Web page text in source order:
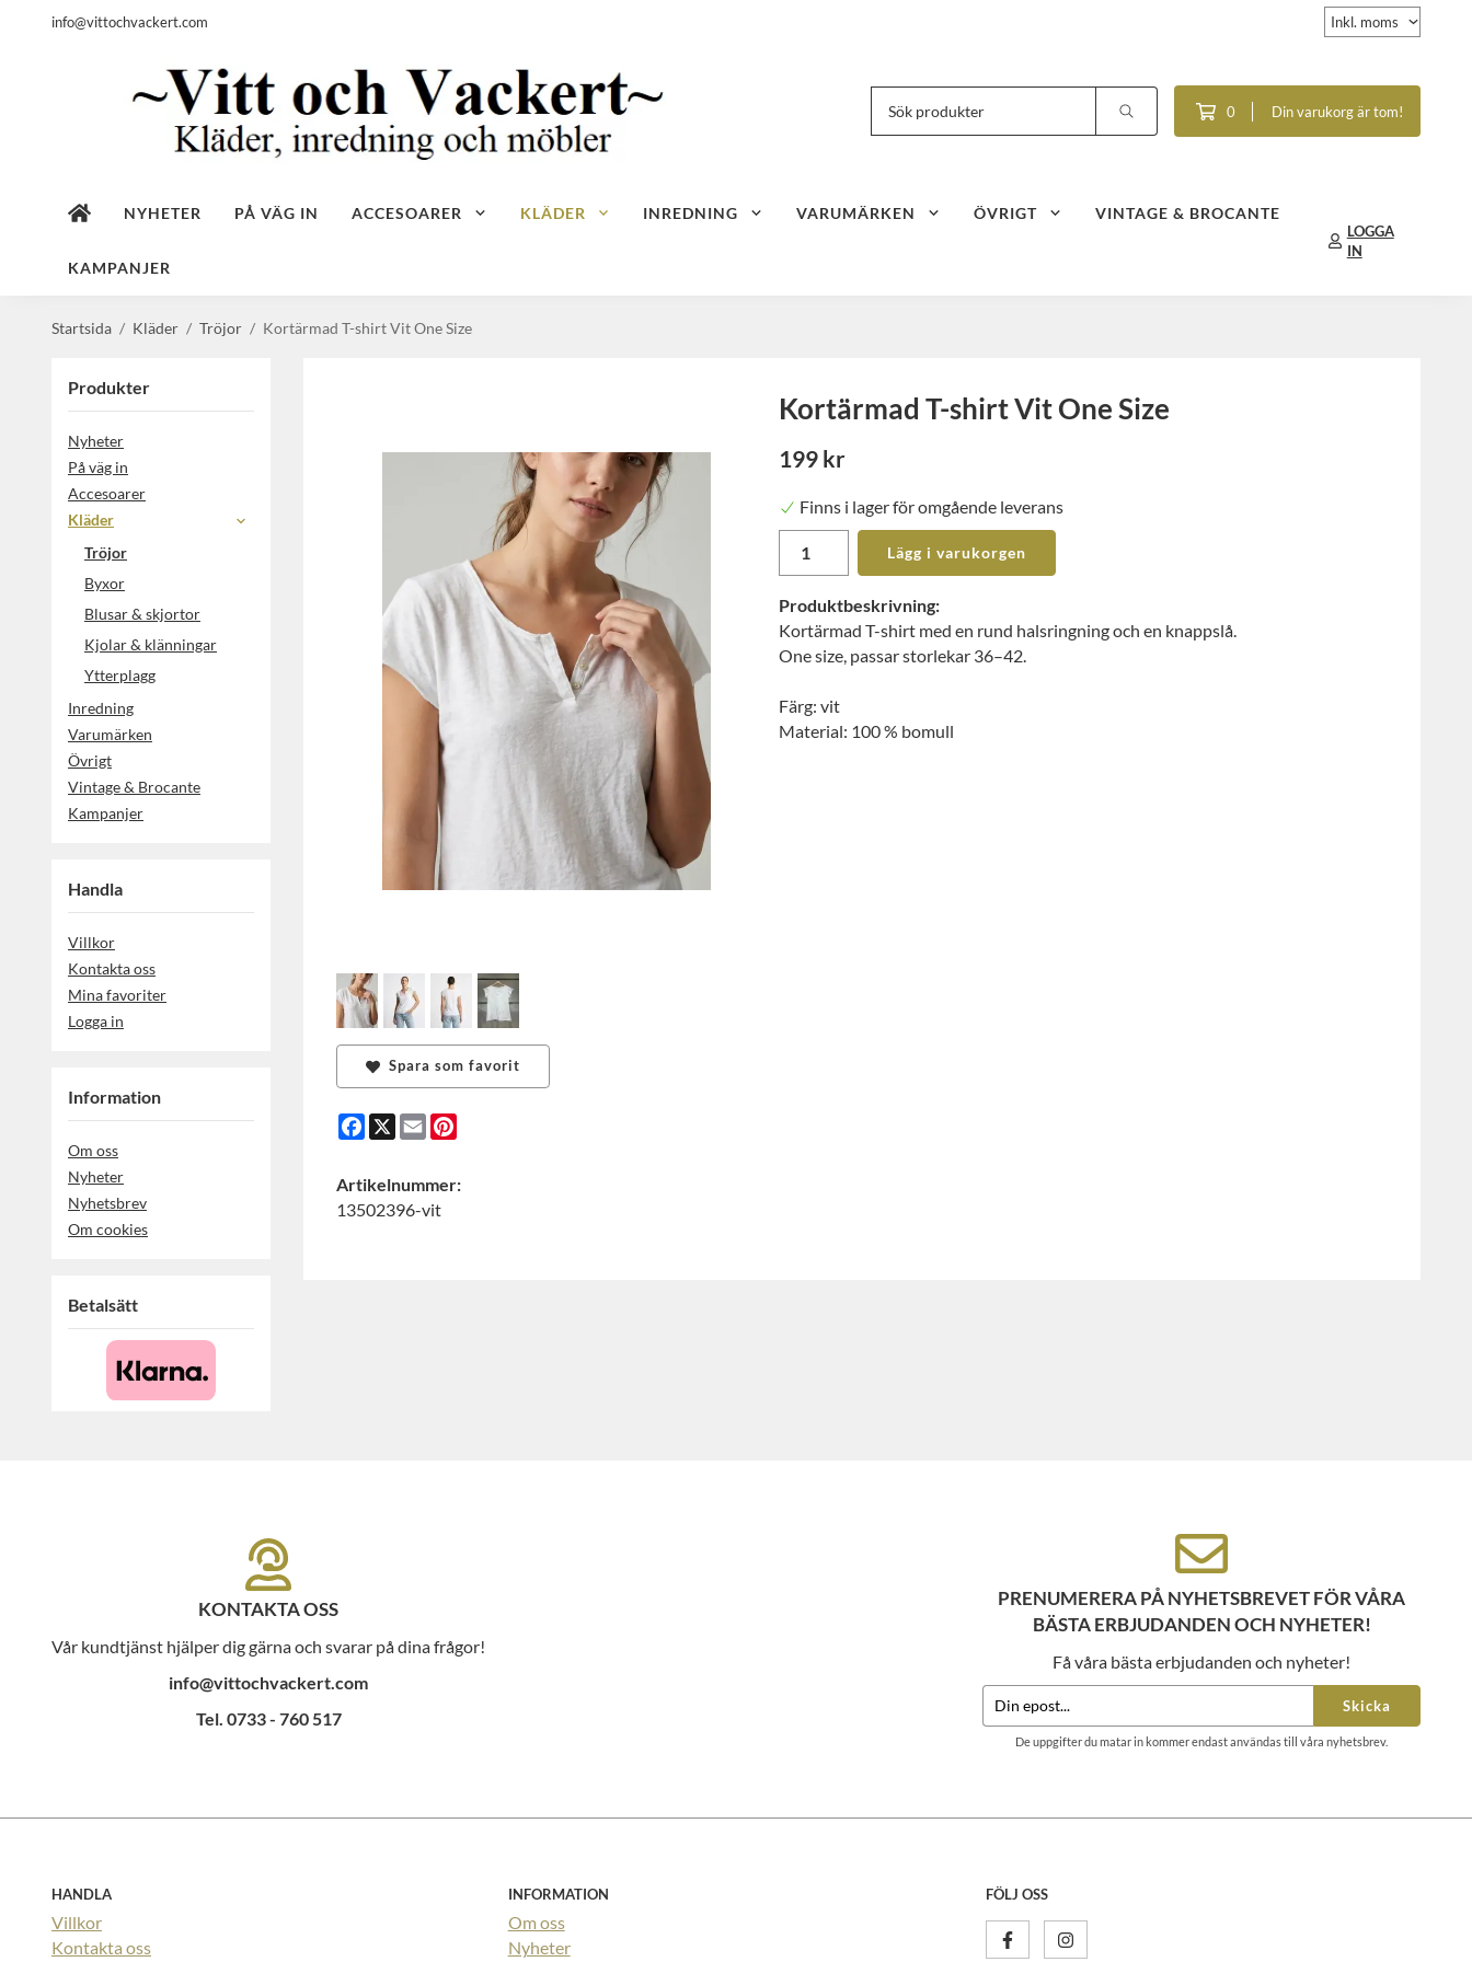
info@vittochvackert.com
0 Din varukorg är tom!
NYHETER PÅ VÄG IN ACCESOARER KLÄDER INREDNING VARUMÄRKEN ÖVRIGT VINTAGE & BROCANTE
KAMPANJER
LOGGA
IN
Startsida / Kläder / Tröjor / Kortärmad T-shirt Vit One Size
Produkter
Nyheter
På väg in
Accesoarer
Kläder
Tröjor
Byxor
Blusar & skjortor
Kjolar & klänningar
Ytterplagg
Inredning
Varumärken
Övrigt
Vintage & Brocante
Kampanjer
Handla
Villkor
Kontakta oss
Mina favoriter
Logga in
Information
Om oss
Nyheter
Nyhetsbrev
Om cookies
Betalsätt
Kortärmad T-shirt Vit One Size
199 kr
Finns i lager för omgående leverans
Lägg i varukorgen
Produktbeskrivning:
Kortärmad T-shirt med en rund halsringning och en knappslå.
One size, passar storlekar 36–42.
Färg: vit
Material: 100 % bomull
Spara som favorit
Facebook
X Email
Artikelnummer:
13502396-vit
KONTAKTA OSS
Vår kundtjänst hjälper dig gärna och svarar på dina frågor!
info@vittochvackert.com
Tel. 0733 - 760 517
PRENUMERERA PÅ NYHETSBREVET FÖR VÅRA
BÄSTA ERBJUDANDEN OCH NYHETER!
Få våra bästa erbjudanden och nyheter!
Skicka
De uppgifter du matar in kommer endast användas till våra nyhetsbrev.
HANDLA
Villkor
Kontakta oss
INFORMATION
Om oss
Nyheter
FÖLJ OSS